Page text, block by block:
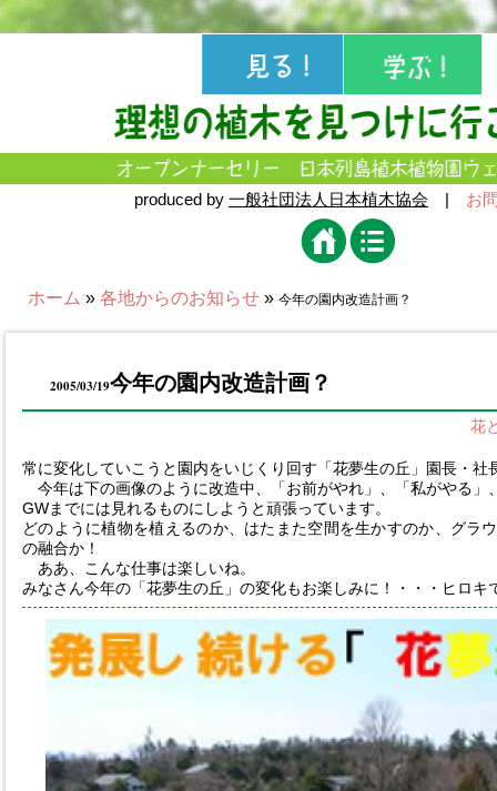
produced by 一般社団法人日本植木協会 | お
ホーム » 各地からのお知らせ » 今年の園内改造計画？
2005/03/19今年の園内改造計画？
花
常に変化していこうと園内をいじくり回す「花夢生の丘」園長・社
今年は下の画像のように改造中、「お前がやれ」、「私がやる」
GWまでには見れるものにしようと頑張っています。
どのように植物を植えるのか、はたまた空間を生かすのか、グラ
の融合か！
ああ、こんな仕事は楽しいね。
みなさん今年の「花夢生の丘」の変化もお楽しみに！・・・ヒロキ